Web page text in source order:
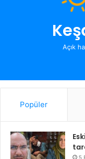
Açık
Popüler
5